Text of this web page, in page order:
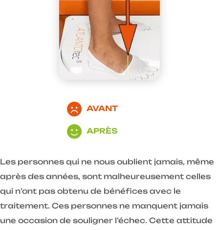
AVANT
APRÈS
Les personnes qui ne nous oublient jamais, même
après des années, sont malheureusement celles
qui n’ont pas obtenu de bénéfices avec le
traitement. Ces personnes ne manquent jamais
une occasion de souligner l’échec. Cette attitude